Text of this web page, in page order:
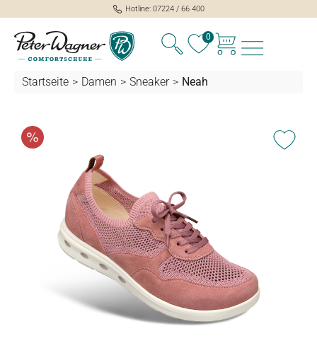
springen
Hotline: 07224 / 66 400
0
Startseite > Damen > Sneaker > Neah
Bildergalerie überspringen